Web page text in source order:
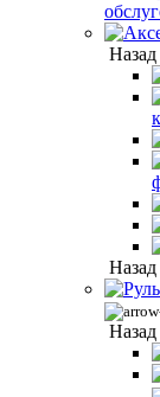
Назад
Назад
Назад